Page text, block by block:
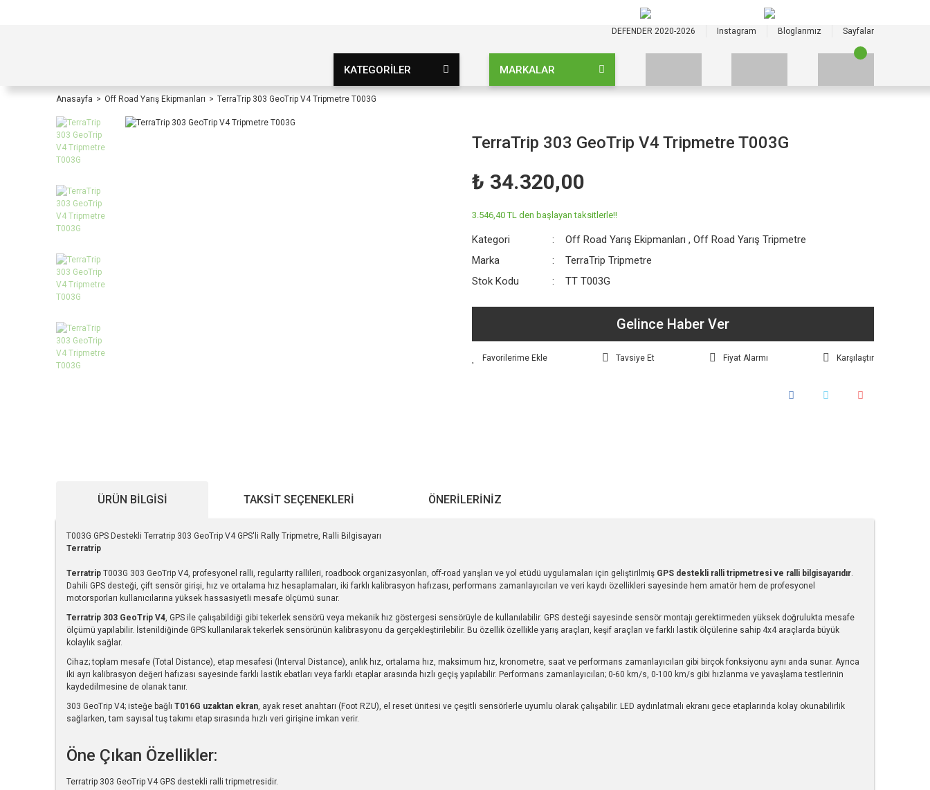
DEFENDER 2020-2026 Instagram Bloglarımız Sayfalar
KATEGORİLER MARKALAR
Anasayfa Off Road Yarış Ekipmanları TerraTrip 303 GeoTrip V4 Tripmetre T003G
TerraTrip 303 GeoTrip V4 Tripmetre T003G
₺ 34.320,00
3.546,40 TL den başlayan taksitlerle!!
Kategori Off Road Yarış Ekipmanları ,Off Road Yarış Tripmetre
Marka
TerraTrip Tripmetre
Stok Kodu
TT T003G
Gelince Haber Ver
Tavsiye Et Fiyat Alarmı Karşılaştır
ÜRÜN BILGISI TAKSIT SEÇENEKLERI ÖNERILERINIZ
T003G GPS Destekli Terratrip 303 GeoTrip V4 GPS'li Rally Tripmetre, Ralli Bilgisayarı
Terratrip
Terratrip T003G 303 GeoTrip V4, profesyonel ralli, regularity rallileri, roadbook organizasyonları, off-road yarışları ve yol etüdü uygulamaları için geliştirilmiş GPS destekli ralli tripmetresi ve ralli bilgisayarıdır.
Dahili GPS desteği, çift sensör girişi, hız ve ortalama hız hesaplamaları, iki farklı kalibrasyon hafızası, performans zamanlayıcıları ve veri kaydı özellikleri sayesinde hem amatör hem de profesyonel
motorsporları kullanıcılarına yüksek hassasiyetli mesafe ölçümü sunar.
Terratrip 303 GeoTrip V4, GPS ile çalışabildiği gibi tekerlek sensörü veya mekanik hız göstergesi sensörüyle de kullanılabilir. GPS desteği sayesinde sensör montajı gerektirmeden yüksek doğrulukta mesafe
ölçümü yapılabilir. İstenildiğinde GPS kullanılarak tekerlek sensörünün kalibrasyonu da gerçekleştirilebilir. Bu özellik özellikle yarış araçları, keşif araçları ve farklı lastik ölçülerine sahip 4x4 araçlarda büyük
kolaylık sağlar.
Cihaz; toplam mesafe (Total Distance), etap mesafesi (Interval Distance), anlık hız, ortalama hız, maksimum hız, kronometre, saat ve performans zamanlayıcıları gibi birçok fonksiyonu aynı anda sunar. Ayrıca
iki ayrı kalibrasyon değeri hafızası sayesinde farklı lastik ebatları veya farklı etaplar arasında hızlı geçiş yapılabilir. Performans zamanlayıcıları; 0-60 km/s, 0-100 km/s gibi hızlanma ve yavaşlama testlerinin
kaydedilmesine de olanak tanır.
303 GeoTrip V4; isteğe bağlı T016G uzaktan ekran, ayak reset anahtarı (Foot RZU), el reset ünitesi ve çeşitli sensörlerle uyumlu olarak çalışabilir. LED aydınlatmalı ekranı gece etaplarında kolay okunabilirlik
sağlarken, tam sayısal tuş takımı etap sırasında hızlı veri girişine imkan verir.
Öne Çıkan Özellikler:
Terratrip 303 GeoTrip V4 GPS destekli ralli tripmetresidir.